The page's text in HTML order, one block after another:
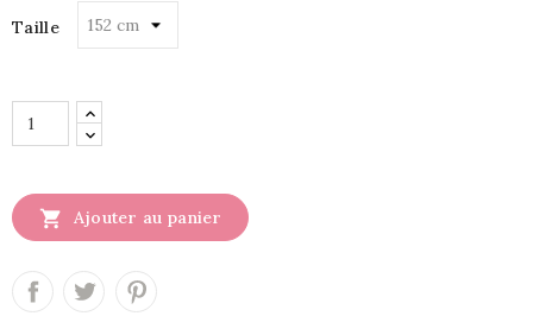
Taille
 Ajouter au panier